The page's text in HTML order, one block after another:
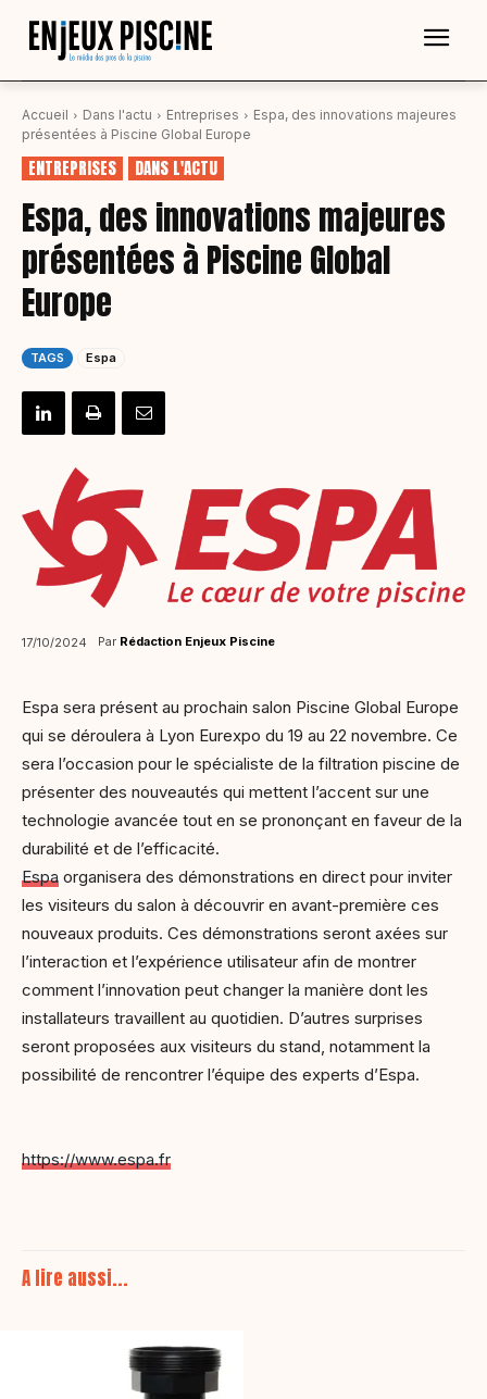
Accueil Dans l'actu Entreprises
Espa, des innovations majeures
présentées à Piscine Global Europe
ENTREPRISES DANS L'ACTU
Espa, des innovations majeures
présentées à Piscine Global
Europe
TAGS Espa
17/10/2024 Par Rédaction Enjeux Piscine
Espa sera présent au prochain salon Piscine Global Europe
qui se déroulera à Lyon Eurexpo du 19 au 22 novembre. Ce
sera l’occasion pour le spécialiste de la filtration piscine de
présenter des nouveautés qui mettent l’accent sur une
technologie avancée tout en se prononçant en faveur de la
durabilité et de l’efficacité.
Espa organisera des démonstrations en direct pour inviter
les visiteurs du salon à découvrir en avant-première ces
nouveaux produits. Ces démonstrations seront axées sur
l’interaction et l’expérience utilisateur afin de montrer
comment l’innovation peut changer la manière dont les
installateurs travaillent au quotidien. D’autres surprises
seront proposées aux visiteurs du stand, notamment la
possibilité de rencontrer l’équipe des experts d’Espa.
https://www.espa.fr
A lire aussi...